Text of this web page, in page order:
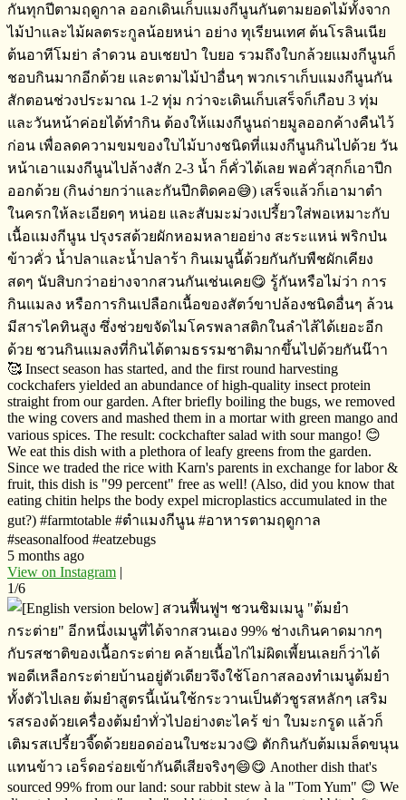
กันทุกปีตามฤดูกาล​ ออกเดินเก็บแมงกีนูนกันตามยอดไม้ทั้งจาก
ไม้ป่า​และไม้ผลตระกูลน้อยหน่า​ อย่าง​ ทุเรียนเทศ​ ต้นโรลิ​นเนีย​
ต้นอาทีโมย่า​ ลำดวน​ อบเชยป่า ใบยอ​ รวมถึงใบกล้วย​แมงกีนูนก็
ชอบกินมากอีกด้วย​ และตามไม้ป่าอื่นๆ​ พวกเราเก็บแมงกีนูนกัน
สักตอนช่วงประมาณ​ 1-2 ทุ่ม​ กว่าจะเดินเก็บเสร็จ​ก็เกือบ​ 3 ทุ่ม​
และวันหน้าค่อยได้ทำกิน​ ต้องให้แมงกีนูนถ่ายมูลออกค้างคืนไว้
ก่อน​ เพื่อลดความขมของใบไม้บางชนิดที่แมงกีนูนกินไปด้วย วัน
หน้าเอาแมงกีนูนไปล้างสัก​ 2-3 น้ำ​ ก็คั่วได้เลย​ พอคั่วสุกก็เอาปีก
ออก​ด้วย​ (กินง่ายกว่าและกันปีกติดคอ😅) เสร็จ​แล้วก็เอามาตำ
ในครกให้ละเอียดๆ​ หน่อย​ และสับมะม่วงเปรี้ยวใส่พอเหมาะกับ
เนื้อแมงกีนูน​ ปรุงรสด้วยผักหอมหลายอย่าง​ ​สะระแหน่ พริกป่น​
ข้าวคั่ว​ น้ำปลาและน้ำปลาร้า​ กินเมนูนี้ด้วยกันกับพืชผักเคียง
สดๆ​ นับสิบกว่าอย่างจากสวนกันเช่นเคย😋 รู้กันหรือไม่​ว่า​ การ
กินแมลง​ หรือการกินเปลือกเนื้อของสัตว์ขาปล้องชนิดอื่นๆ​ ล้วน
มีสารไคทินสูง​ ซึ่งช่วยขจัดไมโครพลาสติก​ในลำไส้ได้เยอะอีก
ด้วย​ ชวนกินแมลงที่กินได้ตามธรรมชาติมากขึ้นไปด้วยกันน๊าา
🥰 Insect season has started, and the first round harvesting
cockchafers yielded an abundance of high-quality insect protein
straight from our garden. After briefly boiling the bugs, we removed
the wing covers and mashed them in a mortar with green mango and
various spices. The result: cockchafter salad with sour mango! 😊
We eat this dish with a plethora of leafy greens from the garden.
Since we traded the rice with Karn's parents in exchange for labor &
fruit, this dish is "99 percent" free as well! (Also, did you know that
eating chitin helps the body expel microplastics accumulated in the
gut?) #farmtotable #ตำแมงกีนูน​ ​#อาหารตามฤดูกาล
#seasonalfood #eatzebugs
5 months ago
View on Instagram |
1/6